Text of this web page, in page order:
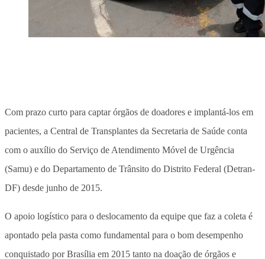
Com prazo curto para captar órgãos de doadores e implantá-los em
pacientes, a Central de Transplantes da Secretaria de Saúde conta
com o auxílio do Serviço de Atendimento Móvel de Urgência
(Samu) e do Departamento de Trânsito do Distrito Federal (Detran-
DF) desde junho de 2015.
O apoio logístico para o deslocamento da equipe que faz a coleta é
apontado pela pasta como fundamental para o bom desempenho
conquistado por Brasília em 2015 tanto na doação de órgãos e